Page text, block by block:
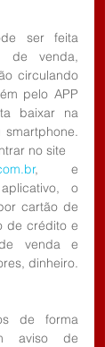
ser feita
de venda,
circulando
baixar na
no site
, e
o
cartão de
de crédito e
venda e
dinheiro.
de forma
aviso de